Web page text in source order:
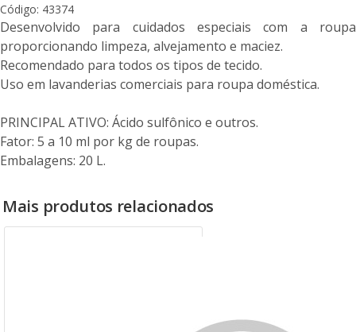
Código: 43374
Desenvolvido para cuidados especiais com a roupa
proporcionando limpeza, alvejamento e maciez.
Recomendado para todos os tipos de tecido.
Uso em lavanderias comerciais para roupa doméstica.
PRINCIPAL ATIVO: Ácido sulfônico e outros.
Fator: 5 a 10 ml por kg de roupas.
Embalagens: 20 L.
Mais produtos relacionados